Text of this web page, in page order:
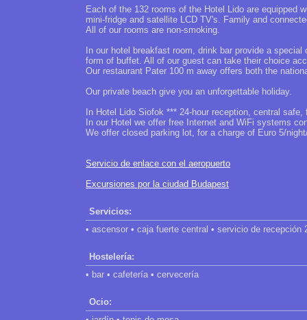
Each of the 132 rooms of the Hotel Lido are equipped
mini-fridge and satellite LCD TV's. Family and
All of our rooms are non-smoking.
In our hotel breakfast room, drink bar provide a
form of buffet. All of our guest can take their choice
Our restaurant Pater 100 m away offers both the
Our private beach give you an unforgettable holiday.
In Hotel Lido Siofok *** 24-hour reception, central
In our Hotel we offer free Internet and WiFi systems
We offer closed parking lot, for a charge of Euro 5/
Servicio de enlace con el aeropuerto
Excursiones por la ciudad Budapest
Servicios:
• ascensor • caja fuerte central • servicio de recepción
Hostelería:
• bar • cafetería • cervecería
Ocio: